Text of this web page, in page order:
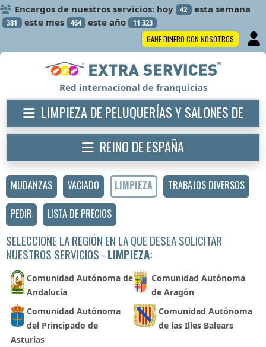
Encargos de nuestros servicios: hoy 42 esta semana
381 este mes 464 este año 11 323
GANE DINERO CON NOSOTROS
MUDANZAS VACIADO LIMPIEZA
TRABAJOS DIVERSOS
PEDIR
LISTA DE PRECIOS
SELECCIONE LA REGIÓN EN LA QUE DESEA SOLICITAR
NUESTROS SERVICIOS - LIMPIEZA:
Comunidad Autónoma de
Andalucía
Comunidad Autónoma
de Aragón
Comunidad Autónoma
del Principado de
Asturias
Comunidad Autónoma
de las Illes Balears
Red internacional de franquicias
LIMPIEZA DE PELUQUERÍAS Y SALONES DE
BELLEZA
REINO DE ESPAÑA